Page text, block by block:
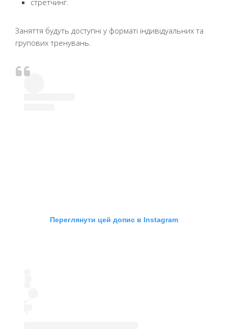
стретчинг.
Заняття будуть доступні у форматі індивідуальних та
групових тренувань.
Переглянути цей допис в Instagram